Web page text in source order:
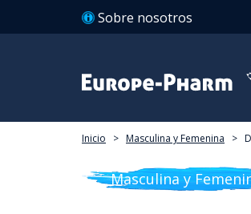
Sobre nosotros
Inicio > Masculina y Femenina >
Masculina y